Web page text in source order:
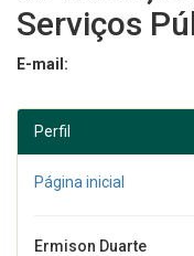
Serviços
E-mail:
Perfil
Página inicial
Ermison Duarte